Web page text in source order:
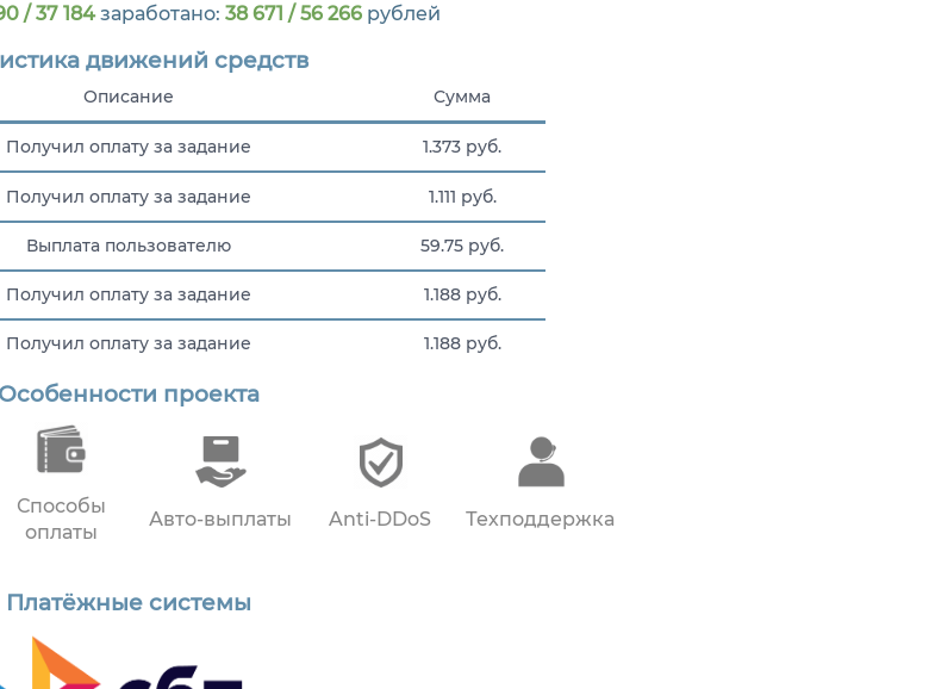
/ 37 184заработано: 38 671 / 56 266рублей
движений средств
Описание Сумма
Получил оплату за задание 1.373 руб.
Получил оплату за задание 1.111 руб.
Выплата пользователю 59.75 руб.
Получил оплату за задание 1.188 руб.
Получил оплату за задание 1.188 руб.
Получил оплату за задание
Особенности проекта
Способы
оплаты
Авто-выплаты Anti-DDoS Техподдержка
Платёжные системы